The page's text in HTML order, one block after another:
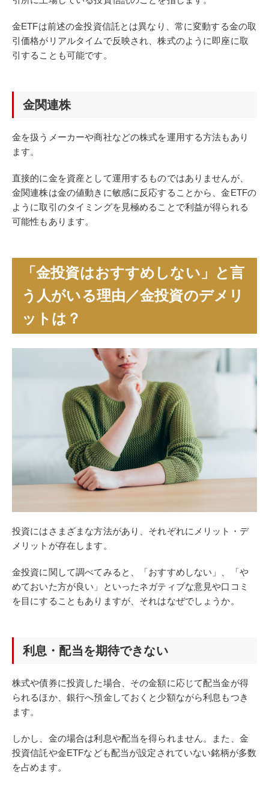
金ETFは前述の金投資信託とは異なり、常に変動する金の取
引価格がリアルタイムで反映され、株式のように即座に取
引することも可能です。
金関連株
金を扱うメーカーや商社などの株式を運用する方法もあり
ます。
直接的に金を資産として運用するものではありませんが、
金関連株は金の値動きに敏感に反応することから、金ETFの
ように取引のタイミングを見極めることで利益が得られる
可能性もあります。
「金投資はおすすめしない」と言
う人がいる理由／金投資のデメリ
ットは？
投資にはさまざまな方法があり、それぞれにメリット・デ
メリットが存在します。
金投資に関して調べてみると、「おすすめしない」、「や
めておいた方が良い」といったネガティブな意見や口コミ
を目にすることもありますが、それはなぜでしょうか。
利息・配当を期待できない
株式や債券に投資した場合、その金額に応じて配当金が得
られるほか、銀行へ預金しておくと少額ながら利息もつき
ます。
しかし、金の場合は利息や配当を得られません。また、金
投資信託や金ETFなども配当が設定されていない銘柄が多数
を占めます。